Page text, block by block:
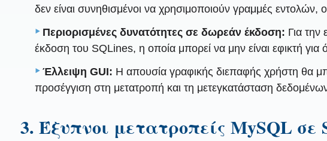
δεν είναι συνηθισμένοι να χρησιμοποιούν γραμμές
Περιορισμένες δυνατότητες σε δωρεάν έκδοση: Για την
έκδοση του SQLines, η οποία μπορεί να μην είναι εφικτή για
Έλλειψη GUI: Η απουσία γραφικής διεπαφής χρήστη θα
προσέγγιση στη μετατροπή και τη μετεγκατάσταση
3. Έξυπνοι μετατροπείς MySQL